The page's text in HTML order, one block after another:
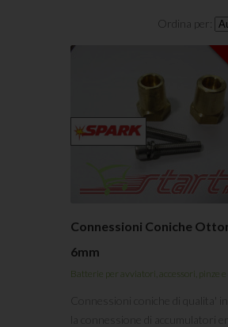
Ordina per:
Connessioni Coniche
6mm
Batterie per avviatori, accessori, pinze e
Connessioni coniche di qualita'
la connessione di accumulatori